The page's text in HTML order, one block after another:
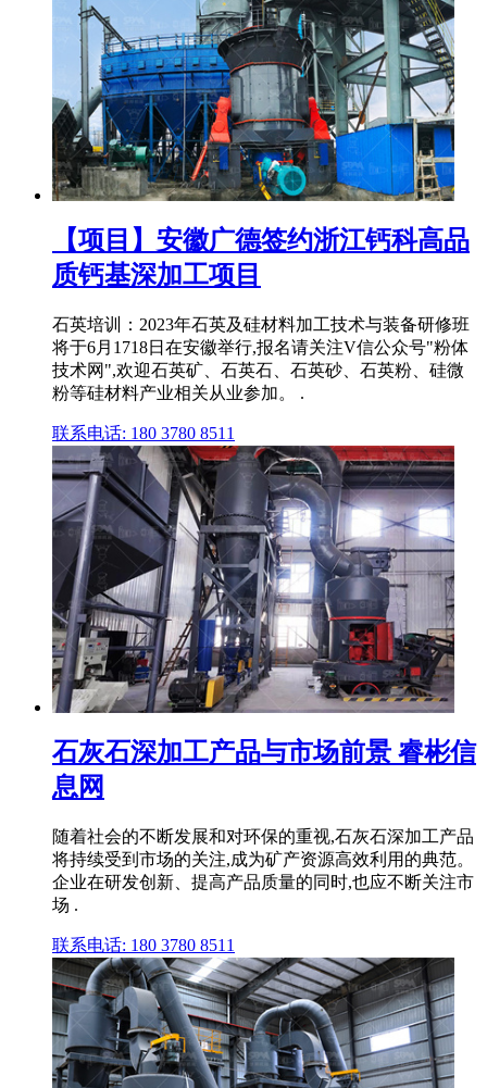
【项目】安徽广德签约浙江钙科高品
质钙基深加工项目
石英培训：2023年石英及硅材料加工技术与装备研修班
将于6月1718日在安徽举行,报名请关注V信公众号"粉体
技术网",欢迎石英矿、石英石、石英砂、石英粉、硅微
粉等硅材料产业相关从业参加。 .
联系电话: 180 3780 8511
石灰石深加工产品与市场前景 睿彬信
息网
随着社会的不断发展和对环保的重视,石灰石深加工产品
将持续受到市场的关注,成为矿产资源高效利用的典范。
企业在研发创新、提高产品质量的同时,也应不断关注市
场 .
联系电话: 180 3780 8511